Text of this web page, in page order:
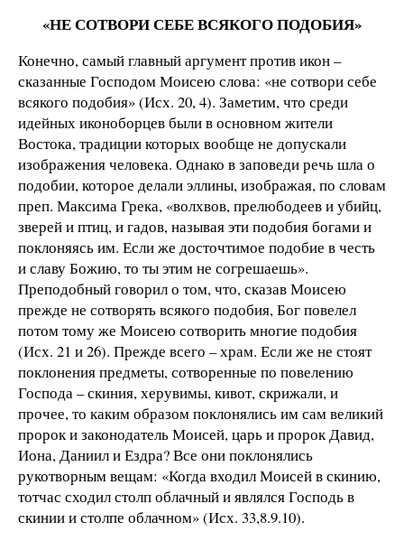
«НЕ СОТВОРИ СЕБЕ ВСЯКОГО ПОДОБИЯ»
Конечно, самый главный аргумент против икон –
сказанные Господом Моисею слова: «не сотвори себе
всякого подобия» (Исх. 20, 4). Заметим, что среди
идейных иконоборцев были в основном жители
Востока, традиции которых вообще не допускали
изображения человека. Однако в заповеди речь шла о
подобии, которое делали эллины, изображая, по словам
преп. Максима Грека, «волхвов, прелюбодеев и убийц,
зверей и птиц, и гадов, называя эти подобия богами и
поклоняясь им. Если же досточтимое подобие в честь
и славу Божию, то ты этим не согрешаешь».
Преподобный говорил о том, что, сказав Моисею
прежде не сотворять всякого подобия, Бог повелел
потом тому же Моисею сотворить многие подобия
(Исх. 21 и 26). Прежде всего – храм. Если же не стоят
поклонения предметы, сотворенные по повелению
Господа – скиния, херувимы, кивот, скрижали, и
прочее, то каким образом поклонялись им сам великий
пророк и законодатель Моисей, царь и пророк Давид,
Иона, Даниил и Ездра? Все они поклонялись
рукотворным вещам: «Когда входил Моисей в скинию,
тотчас сходил столп облачный и являлся Господь в
скинии и столпе облачном» (Исх. 33,8.9.10).